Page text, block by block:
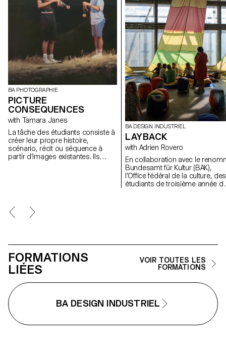
BA PHOTOGRAPHIE
PICTURE
CONSEQUENCES
with Tamara Janes
La tâche des étudiants consiste à
créer leur propre histoire,
scénario, récit ou séquence à
partir d'images existantes. Ils
approfondies, écrire des histoires
fictives ou raconter des histoires
générer ou de filmer.
BA DESIGN INDUSTRIEL
LAYBACK
with Adrien Rovero
En collaboration avec le
Bundesamt für Kultur (BAK),
l’Office fédéral de la culture, des
étudiants de troisième année
FORMATIONS
LIÉES
VOIR TOUTES LES
FORMATIONS
BA DESIGN INDUSTRIEL